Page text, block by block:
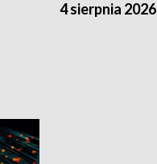
4 sierpnia 2026